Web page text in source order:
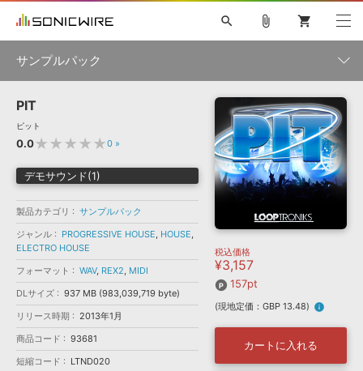
ソフト音源 »
プラグイン・エフェクト »
サンプルパック »
ソフトウェア／ツール »
DAW »
効果音 »
キャンペーン »
特集 »
ニュースレター »
SONICWIREブログ »
製品サポート情報 »
DTMガイド »
FAQ »
音楽カード
楽曲配信流通 サービス
search
初音ミク NT 巡音ルカ V4X
MEIKO V3
TOONTRACK
SPITFIRE AUDIO
VIENNA
EZ DRUMMER 3
ライセンスフリーBGM
サンプルパックを試そう
ボーカル抜き出し
DUBSTEP
MUTANT
ROUTER.FM
ソフト音源 プラグイン・エフェクト
ソフトウェア／ツール DAW 効果音
attach_file shopping_cart
サンプルパック
製品一覧
ジャンル
メーカー
フォーマット
ランキング
PIT
ピット
0.0★★★★★0 »
デモサウンド(1)
製品カテゴリ
サンプルパック
ジャンル
PROGRESSIVE HOUSE, HOUSE,
ELECTRO HOUSE
フォーマット
WAV, REX2, MIDI
DLサイズ
937 MB (983,039,719 byte)
リリース時期
2013年1月
商品コード
93681
短縮コード
LTND020
税込価格
¥3,157
157pt
(現地定価：GBP 13.48) info
カートに入れる